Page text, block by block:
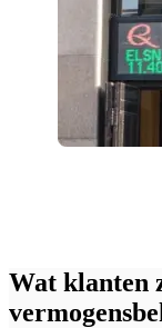
Wat klanten